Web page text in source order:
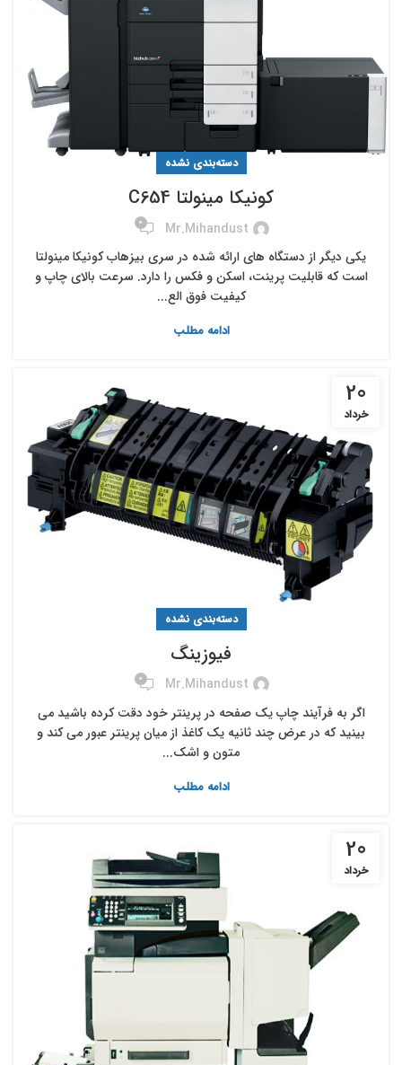
دسته‌بندی نشده
کونیکا مینولتا C654
Mr.mihandust
0
یکی دیگر از دستگاه های ارائه شده در سری بیزهاب کونیکا مینولتا
است که قابلیت پرینت، اسکن و فکس را دارد. سرعت بالای چاپ و
کیفیت فوق الع...
ادامه مطلب
20
خرداد
دسته‌بندی نشده
فیوزینگ
Mr.mihandust
0
اگر به فرآیند چاپ یک صفحه در پرینتر خود دقت کرده باشید می
‎بینید که در عرض چند ثانیه یک کاغذ از میان پرینتر عبور می ‎کند و
متون و اشک...
ادامه مطلب
20
خرداد